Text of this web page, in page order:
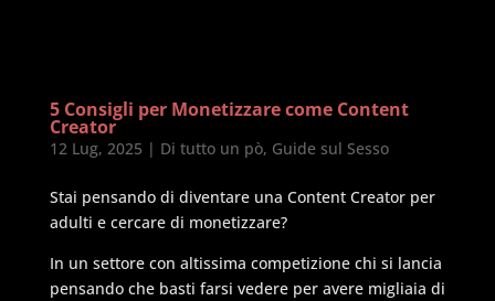
5 Consigli per Monetizzare come Content
Creator
12 Lug, 2025 | Di tutto un pò, Guide sul Sesso
Stai pensando di diventare una Content Creator per
adulti e cercare di monetizzare?
In un settore con altissima competizione chi si lancia
pensando che basti farsi vedere per avere migliaia di